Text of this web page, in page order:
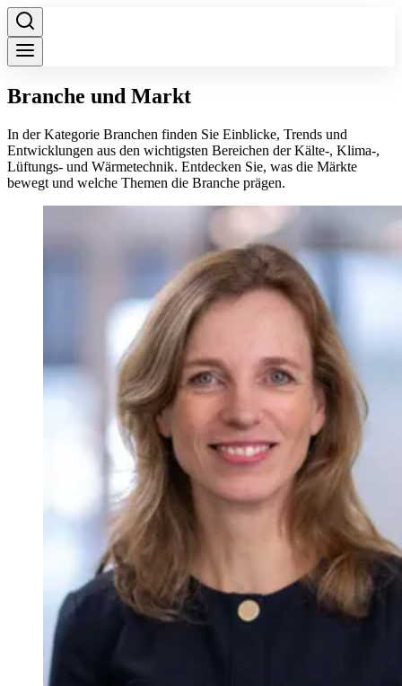
Branche und Markt
In der Kategorie Branchen finden Sie Einblicke, Trends und
Entwicklungen aus den wichtigsten Bereichen der Kälte-, Klima-,
Lüftungs- und Wärmetechnik. Entdecken Sie, was die Märkte
bewegt und welche Themen die Branche prägen.